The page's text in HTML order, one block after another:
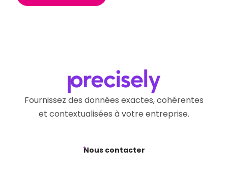
Fournissez des données exactes, cohérentes
et contextualisées à votre entreprise.
Nous contacter